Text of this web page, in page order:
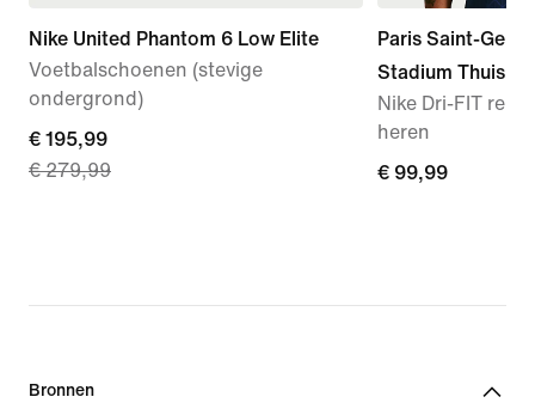
Nike United Phantom 6 Low Elite
Voetbalschoenen (stevige
ondergrond)
current
price
€ 279,99
€ 195,99
€ 279,99
Paris Saint-
Stadium Thuis
Nike Dri-FIT
heren
€ 99,99
€ 99,99
Bronnen